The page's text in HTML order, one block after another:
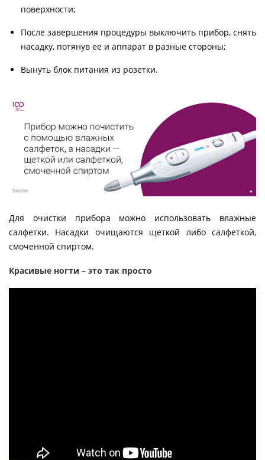
поверхности;
После завершения процедуры выключить прибор, снять
насадку, потянув ее и аппарат в разные стороны;
Вынуть блок питания из розетки.
Для очистки прибора можно использовать влажные
салфетки. Насадки очищаются щеткой либо салфеткой,
смоченной спиртом.
Красивые ногти – это так просто